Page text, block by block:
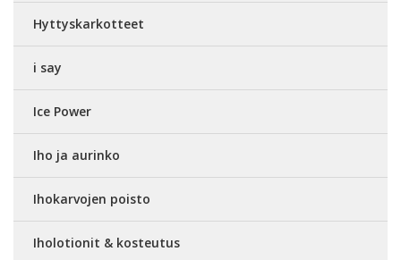
Hyttyskarkotteet
i say
Ice Power
Iho ja aurinko
Ihokarvojen poisto
Iholotionit & kosteutus